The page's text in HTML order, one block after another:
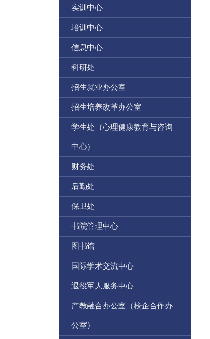
实训中心
培训中心
信息中心
科研处
招生就业办公室
招生培养改革办公室
学生处（心理健康教育与咨询
中心）
财务处
后勤处
保卫处
书院管理中心
图书馆
国际学术交流中心
退役军人服务中心
产教融合办公室（校企合作办
公室）